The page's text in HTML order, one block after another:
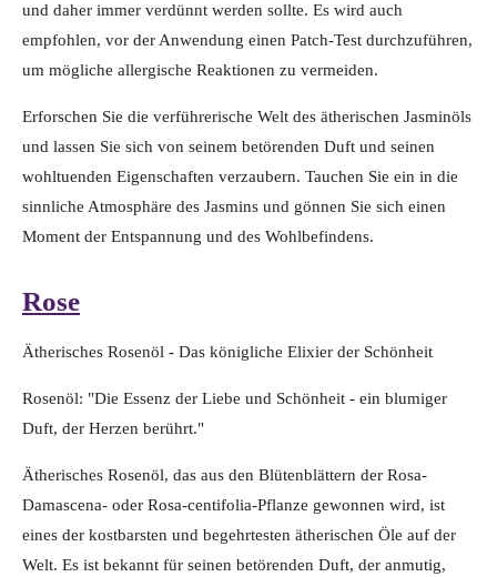
und daher immer verdünnt werden sollte. Es wird auch
empfohlen, vor der Anwendung einen Patch-Test durchzuführen,
um mögliche allergische Reaktionen zu vermeiden.
Erforschen Sie die verführerische Welt des ätherischen Jasminöls
und lassen Sie sich von seinem betörenden Duft und seinen
wohltuenden Eigenschaften verzaubern. Tauchen Sie ein in die
sinnliche Atmosphäre des Jasmins und gönnen Sie sich einen
Moment der Entspannung und des Wohlbefindens.
Rose
Ätherisches Rosenöl - Das königliche Elixier der Schönheit
Rosenöl: "Die Essenz der Liebe und Schönheit - ein blumiger
Duft, der Herzen berührt."
Ätherisches Rosenöl, das aus den Blütenblättern der Rosa-
Damascena- oder Rosa-centifolia-Pflanze gewonnen wird, ist
eines der kostbarsten und begehrtesten ätherischen Öle auf der
Welt. Es ist bekannt für seinen betörenden Duft, der anmutig,